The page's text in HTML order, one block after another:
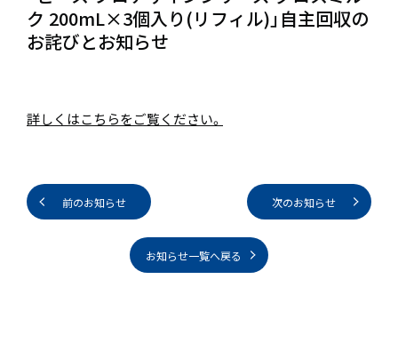
ク 200mL×3個入り(リフィル)」自主回収の
お詫びとお知らせ
詳しくはこちらをご覧ください。
前のお知らせ 次のお知らせ
お知らせ一覧へ戻る